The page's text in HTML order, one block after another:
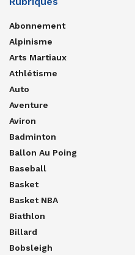
Abonnement
Alpinisme
Arts Martiaux
Athlétisme
Auto
Aventure
Aviron
Badminton
Ballon Au Poing
Baseball
Basket
Basket NBA
Biathlon
Billard
Bobsleigh